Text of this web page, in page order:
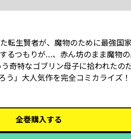
転生賢者が、魔物のために最強
るつもりが…、赤ん坊のまま魔物
奇特なゴブリン母子に拾われたの
う」大人気作を完全コミカライズ
全巻購入する